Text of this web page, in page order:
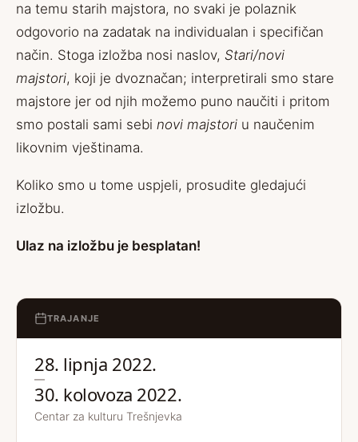
na temu starih majstora, no svaki je polaznik
odgovorio na zadatak na individualan i specifičan
način. Stoga izložba nosi naslov, Stari/novi
majstori, koji je dvoznačan; interpretirali smo stare
majstore jer od njih možemo puno naučiti i pritom
smo postali sami sebi novi majstori u naučenim
likovnim vještinama.
Koliko smo u tome uspjeli, prosudite gledajući
izložbu.
Ulaz na izložbu je besplatan!
TRAJANJE
28. lipnja 2022.
—
30. kolovoza 2022.
Centar za kulturu Trešnjevka